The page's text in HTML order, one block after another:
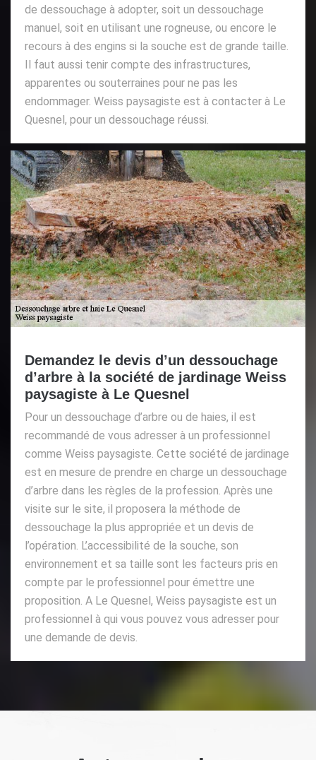
de dessouchage à adopter, soit un dessouchage
manuel, soit en utilisant une rogneuse, ou encore le
recours à des engins si la souche est de grande taille.
Il faut aussi tenir compte des infrastructures,
apparentes ou souterraines pour ne pas les
endommager. Weiss paysagiste est à contacter à Le
Quesnel, pour un dessouchage réussi.
Demandez le devis d’un dessouchage
d’arbre à la société de jardinage Weiss
paysagiste à Le Quesnel
Pour un dessouchage d’arbre ou de haies, il est
recommandé de vous adresser à un professionnel
comme Weiss paysagiste. Cette société de jardinage
est en mesure de prendre en charge un dessouchage
d’arbre dans les règles de la profession. Après une
visite sur le site, il proposera la méthode de
dessouchage la plus appropriée et un devis de
l’opération. L’accessibilité de la souche, son
environnement et sa taille sont les facteurs pris en
compte par le professionnel pour émettre une
proposition. A Le Quesnel, Weiss paysagiste est un
professionnel à qui vous pouvez vous adresser pour
une demande de devis.